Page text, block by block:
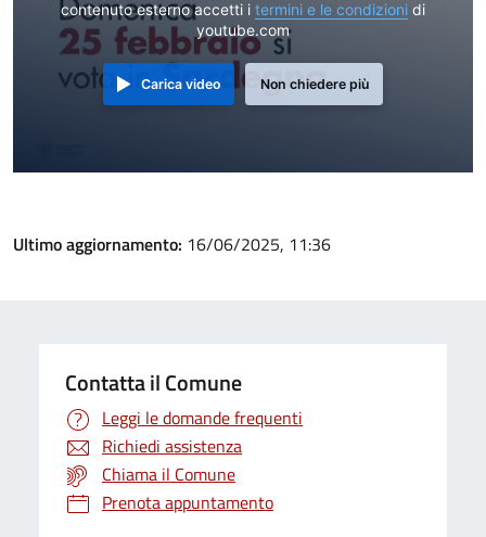
contenuto esterno accetti i termini e le condizioni di
youtube.com
Carica video Non chiedere più
Ultimo aggiornamento: 16/06/2025, 11:36
Contatta il Comune
Leggi le domande frequenti
Richiedi assistenza
Chiama il Comune
Prenota appuntamento